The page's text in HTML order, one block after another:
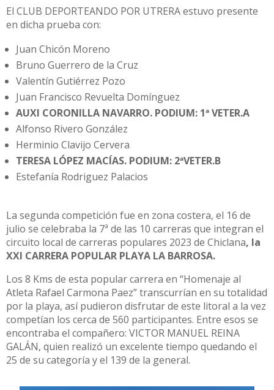
El CLUB DEPORTEANDO POR UTRERA estuvo presente
en dicha prueba con:
Juan Chicón Moreno
Bruno Guerrero de la Cruz
Valentín Gutiérrez Pozo
Juan Francisco Revuelta Domínguez
AUXI CORONILLA NAVARRO. PODIUM: 1ª VETER.A
Alfonso Rivero González
Herminio Clavijo Cervera
TERESA LÓPEZ MACÍAS. PODIUM: 2ªVETER.B
Estefanía Rodriguez Palacios
La segunda competición fue en zona costera, el 16 de
julio se celebraba la 7ª de las 10 carreras que integran el
circuito local de carreras populares 2023 de Chiclana, la
XXI CARRERA POPULAR PLAYA LA BARROSA.
Los 8 Kms de esta popular carrera en “Homenaje al
Atleta Rafael Carmona Paez” transcurrían en su totalidad
por la playa, así pudieron disfrutar de este litoral a la vez
competían los cerca de 560 participantes. Entre esos se
encontraba el compañero: VICTOR MANUEL REINA
GALÁN, quien realizó un excelente tiempo quedando el
25 de su categoría y el 139 de la general.